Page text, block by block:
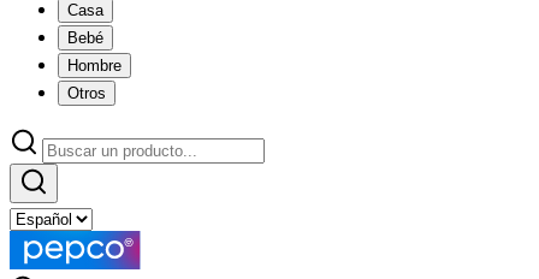
Casa
Bebé
Hombre
Otros